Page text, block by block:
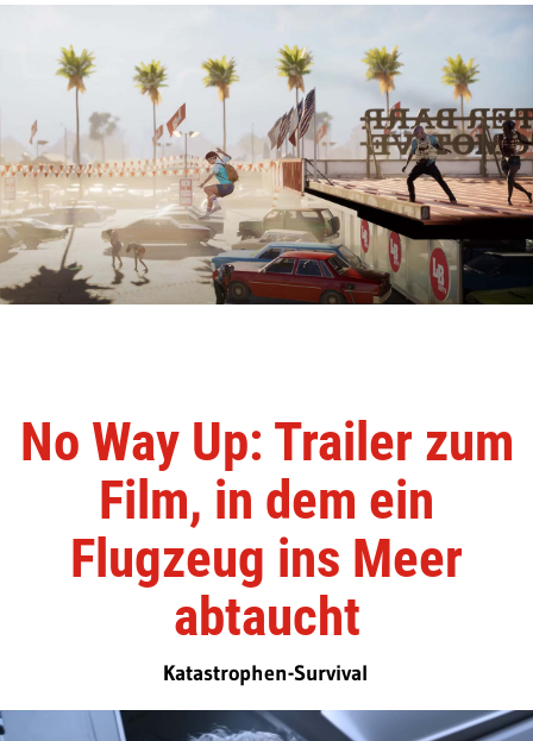
No Way Up: Trailer zum
Film, in dem ein
Flugzeug ins Meer
abtaucht
Katastrophen-Survival